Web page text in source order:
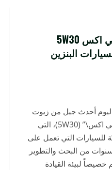
إطلاق كاسترول جي تي اكس 5W30
البنزين
أحدث جيل من زيوت
المحرك \”كاسترول جي تي اكس\” (5W30)، التي
للسيارات التي تعمل على
من البحث والتطوير
لبيئة القيادة